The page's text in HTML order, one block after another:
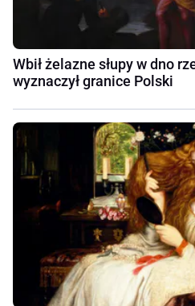
Wbił żelazne słupy w dno
wyznaczył granice Polski